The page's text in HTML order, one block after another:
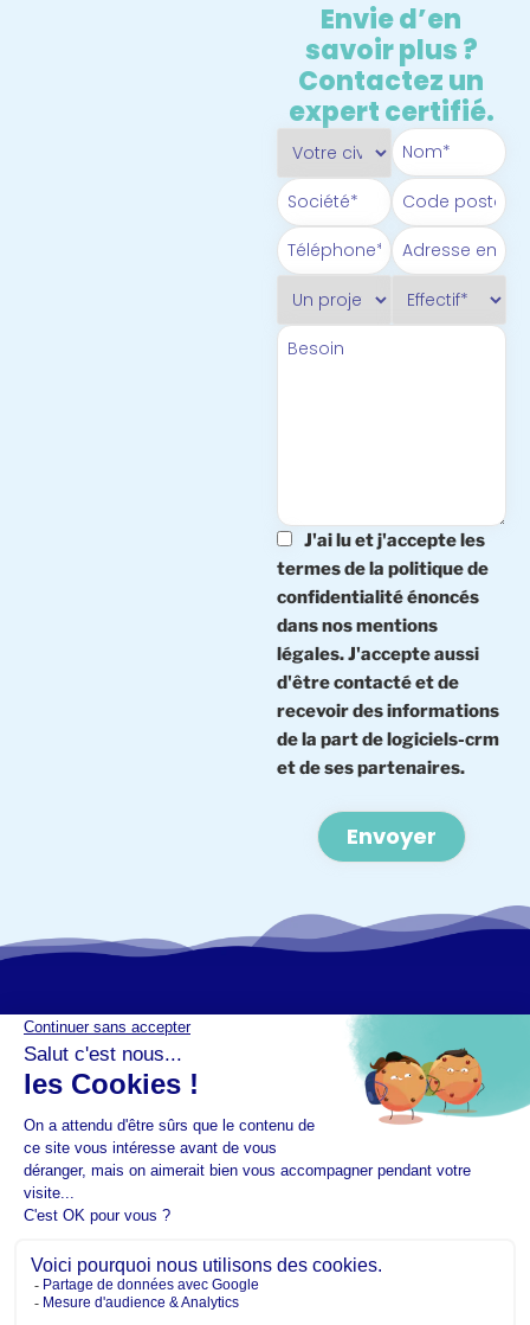
Envie d’en
savoir plus ?
Contactez un
expert certifié.
J'ai lu et j'accepte les
termes de la politique de
confidentialité énoncés
dans nos mentions
légales. J'accepte aussi
d'être contacté et de
recevoir des informations
de la part de logiciels-crm
et de ses partenaires.
Mentions légales
Recevoir notre newsletter